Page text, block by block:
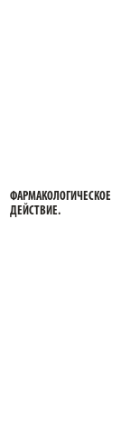
ФАРМАКОЛОГИЧЕСКОЕ
ДЕЙСТВИЕ.